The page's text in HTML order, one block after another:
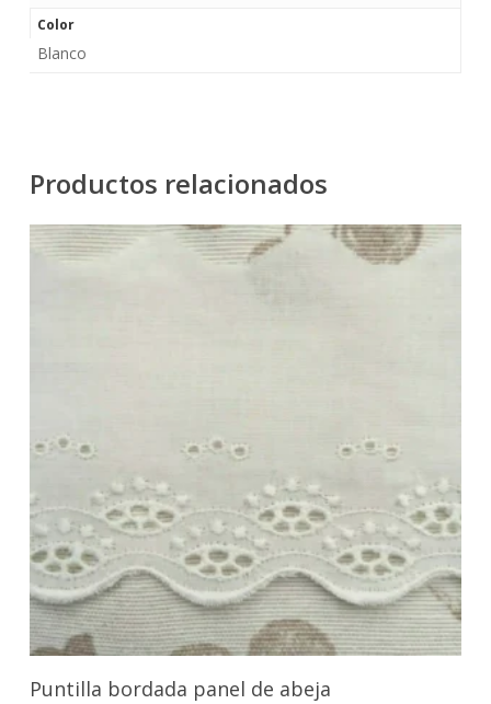
Color
Blanco
Productos relacionados
Seleccionar Opciones
Puntilla bordada panel de abeja